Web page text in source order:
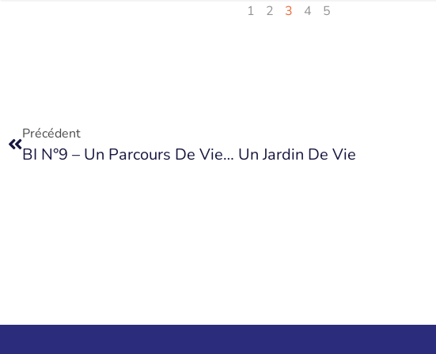
1 2 3 4 5
Précédent
BI N°9 – Un Parcours De Vie… Un Jardin De Vie